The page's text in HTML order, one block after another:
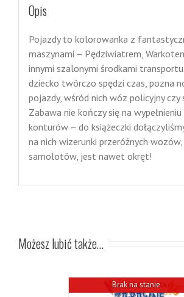
Opis
Pojazdy to kolorowanka z
maszynami – Pędziwiatrem,
innymi szalonymi środkami
dziecko twórczo spędzi czas, pozna
pojazdy, wśród nich wóz policyjny czy
Zabawa nie kończy się na
konturów – do książeczki
na nich wizerunki przeróżnych wozów,
samolotów, jest nawet okręt!
Możesz lubić także…
Brak na stanie